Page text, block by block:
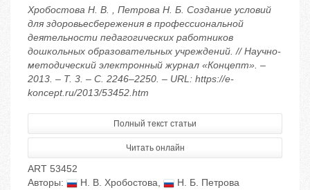
Хробостова Н. В. , Петрова Н. Б. Создание условий
для здоровьесбережения в профессиональной
деятельности педагогических работников
дошкольных образовательных учреждений. // Научно-
методический электронный журнал «Концепт». –
2013. – Т. 3. – С. 2246–2250. – URL: https://e-
koncept.ru/2013/53452.htm
Полный текст статьи
Читать онлайн
ART 53452
Авторы:
Н. В. Хробостова,
Н. Б. Петрова